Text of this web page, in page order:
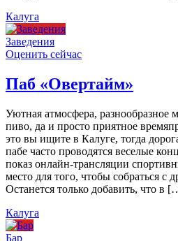
Калуга
Заведения
Оценить сейчас
Паб «Овертайм»
Уютная атмосфера, разнообразное
пиво, да и просто приятное
это вы ищите в Калуге, тогда
пабе часто проводятся веселые
показ онлайн-трансляции
место для того, чтобы собраться с
Останется только добавить, что в
Калуга
Бар